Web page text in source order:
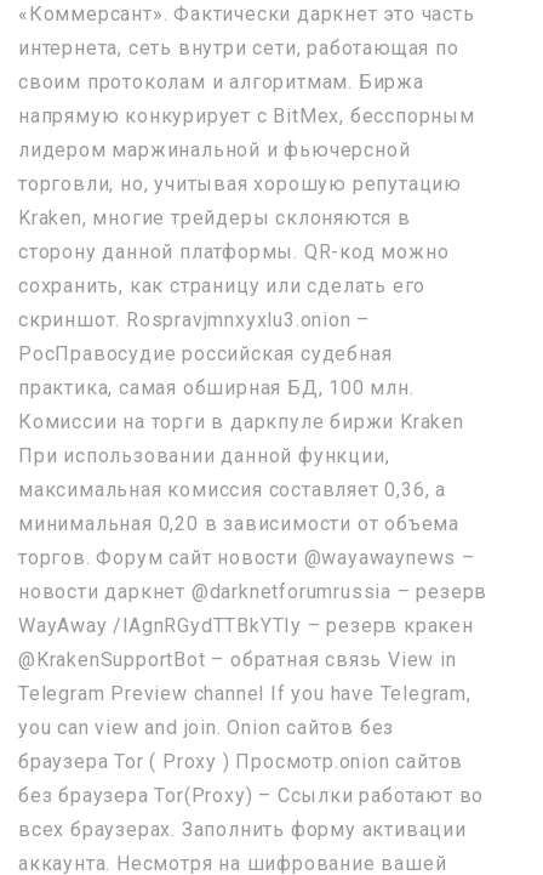
«Коммерсант». Фактически даркнет это часть
интернета, сеть внутри сети, работающая по
своим протоколам и алгоритмам. Биржа
напрямую конкурирует с BitMex, бесспорным
лидером маржинальной и фьючерсной
торговли, но, учитывая хорошую репутацию
Kraken, многие трейдеры склоняются в
сторону данной платформы. QR-код можно
сохранить, как страницу или сделать его
скриншот. Rospravjmnxyxlu3.onion –
РосПравосудие российская судебная
практика, самая обширная БД, 100 млн.
Комиссии на торги в даркпуле биржи Kraken
При использовании данной функции,
максимальная комиссия составляет 0,36, а
минимальная 0,20 в зависимости от объема
торгов. Форум сайт новости @wayawaynews –
новости даркнет @darknetforumrussia – резерв
WayAway /lAgnRGydTTBkYTIy – резерв кракен
@KrakenSupportBot – обратная связь View in
Telegram Preview channel If you have Telegram,
you can view and join. Onion сайтов без
браузера Tor ( Proxy ) Просмотр.onion сайтов
без браузера Tor(Proxy) – Ссылки работают во
всех браузерах. Заполнить форму активации
аккаунта. Несмотря на шифрование вашей